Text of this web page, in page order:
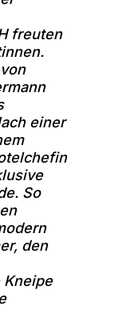
freuten
einer
So
den
Kneipe